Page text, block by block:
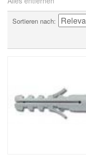
Sortieren nach